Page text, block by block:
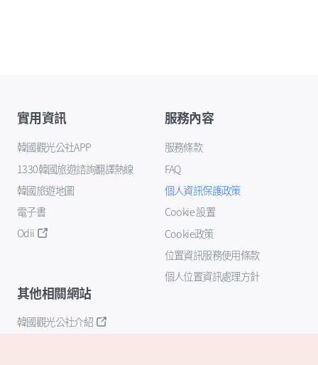
實用資訊
韓國觀光公社APP
1330韓國旅遊諮詢翻譯熱線
韓國旅遊地圖
電子書
Odii
服務內容
服務條款
FAQ
個人資訊保護政策
Cookie 設置
Cookie政策
位置資訊服務使用條款
個人位置資訊處理方針
其他相關網站
韓國觀光公社介紹